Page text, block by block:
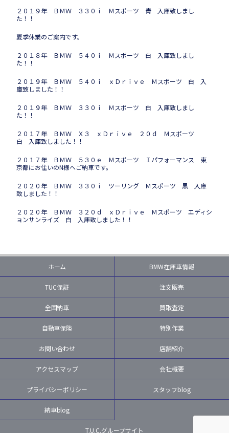
２０１９年 ＢＭＷ ３３０ｉ Ｍスポーツ 青 入庫致しまし
た！！
夏季休業のご案内です。
２０１８年 ＢＭＷ ５４０ｉ Ｍスポーツ 白 入庫致しまし
た！！
２０１９年 ＢＭＷ ５４０ｉ ｘＤｒｉｖｅ Ｍスポーツ 白 入
庫致しました！！
２０１９年 ＢＭＷ ３３０ｉ Ｍスポーツ 白 入庫致しまし
た！！
２０１７年 ＢＭＷ Ｘ３ ｘＤｒｉｖｅ ２０ｄ Ｍスポーツ
白 入庫致しました！！
２０１７年 ＢＭＷ ５３０ｅ Ｍスポーツ Ｉパフォーマンス 東
京都にお住いのN様へご納車です。
２０２０年 ＢＭＷ ３３０ｉ ツーリング Ｍスポーツ 黒 入庫
致しました！！
２０２０年 ＢＭＷ ３２０ｄ ｘＤｒｉｖｅ Ｍスポーツ エディシ
ョンサンライズ 白 入庫致しました！！
ホーム BMW在庫車情報
TUC保証 注文販売
全国納車 買取査定
自動車保険 特別作業
お問い合わせ 店舗紹介
アクセスマップ 会社概要
プライバシーポリシー スタッフblog
納車blog
T.U.C.グループサイト